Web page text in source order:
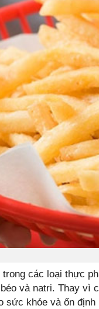
các loại thực
và natri. Thay vì
sức khỏe và ổn định